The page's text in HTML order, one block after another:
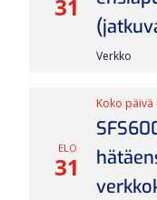
31
Verkko
ELO
31
Koko päivä